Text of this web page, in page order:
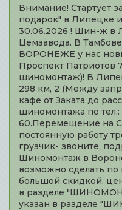
Внимание! Стартует
подарок" в Липецке
30.06.2026 ! Шин-ж в
Цемзавода. В
ВОРОНЕЖЕ у нас
Проспект Патриотов
шиномонтаж)! В
298 км, 2 (Между
кафе от Заката до
шиномонтажа по
60.Перемещение на
постоянную работу
грузчик- звоните,
Шиномонтаж в
возможно сделать
большой скидкой,
в разделе
указан в разделе